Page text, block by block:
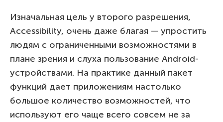
Изначальная цель у второго разрешения,
Accessibility, очень даже благая — упростить
людям с ограниченными возможностями в
плане зрения и слуха пользование Android-
устройствами. На практике данный пакет
функций дает приложениям настолько
большое количество возможностей, что
используют его чаще всего совсем не за